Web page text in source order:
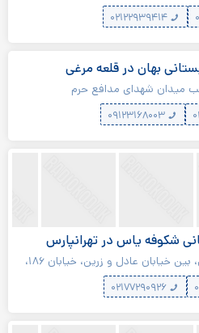
بهان در قلعه مرغی
میدان شهدای مدافع حرم
۰۹۱۲۳۱۶۸۰۰۳
شکوفه یاس در تهرانپارس
بین فلکه دوم و سوم تهرانپارس، بین خیابان عادل و زرین، خیابان ۱۸۶،
پلاک ۵۱